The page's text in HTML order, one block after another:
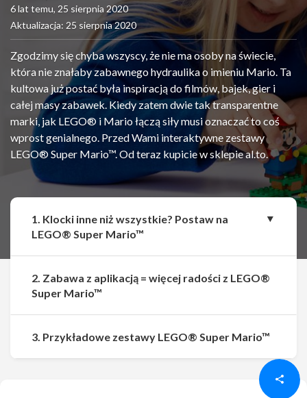
6 lat temu, 25 sierpnia 2020
Aktualizacja: 25 sierpnia 2020
Zgodzimy się chyba wszyscy, że nie ma osoby na świecie,
która nie znałaby zabawnego hydraulika o imieniu Mario. Ta
kultowa już postać była inspiracją do filmów, bajek, gier i
całej masy zabawek. Kiedy zatem dwie tak transparentne
marki, jak LEGO® i Mario łączą siły musi oznaczać to coś
wprost genialnego. Przed Wami interaktywne zestawy
LEGO® Super Mario™. Od teraz kupicie w sklepie al.to.
Udostępnij Udostępnij
1. Klocki inne niż wszystkie? Postaw na
LEGO® Super Mario™
2. Zabawa z aplikacją = więcej radości z LEGO®
Super Mario™
3. Przykładowe zestawy LEGO® Super Mario™